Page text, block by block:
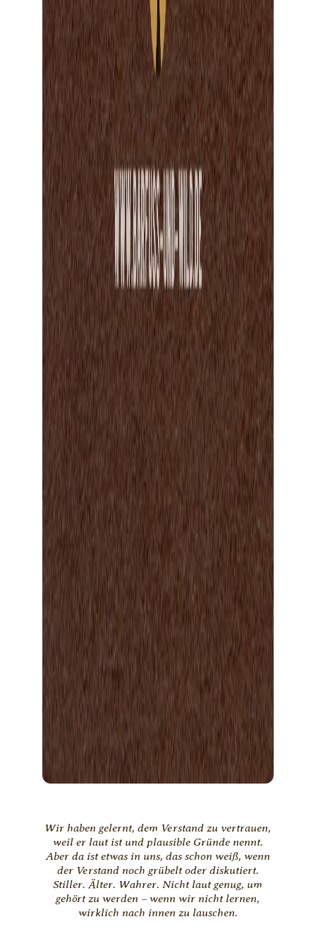
Wir haben gelernt, dem Verstand zu vertrauen,
weil er laut ist und plausible Gründe nennt.
Aber da ist etwas in uns, das schon weiß, wenn
der Verstand noch grübelt oder diskutiert.
Stiller. Älter. Wahrer. Nicht laut genug, um
gehört zu werden – wenn wir nicht lernen,
wirklich nach innen zu lauschen.